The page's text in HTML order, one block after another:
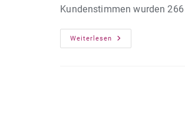
Kundenstimmen wurden
Weiterlesen
Lebenslanges
Lernen